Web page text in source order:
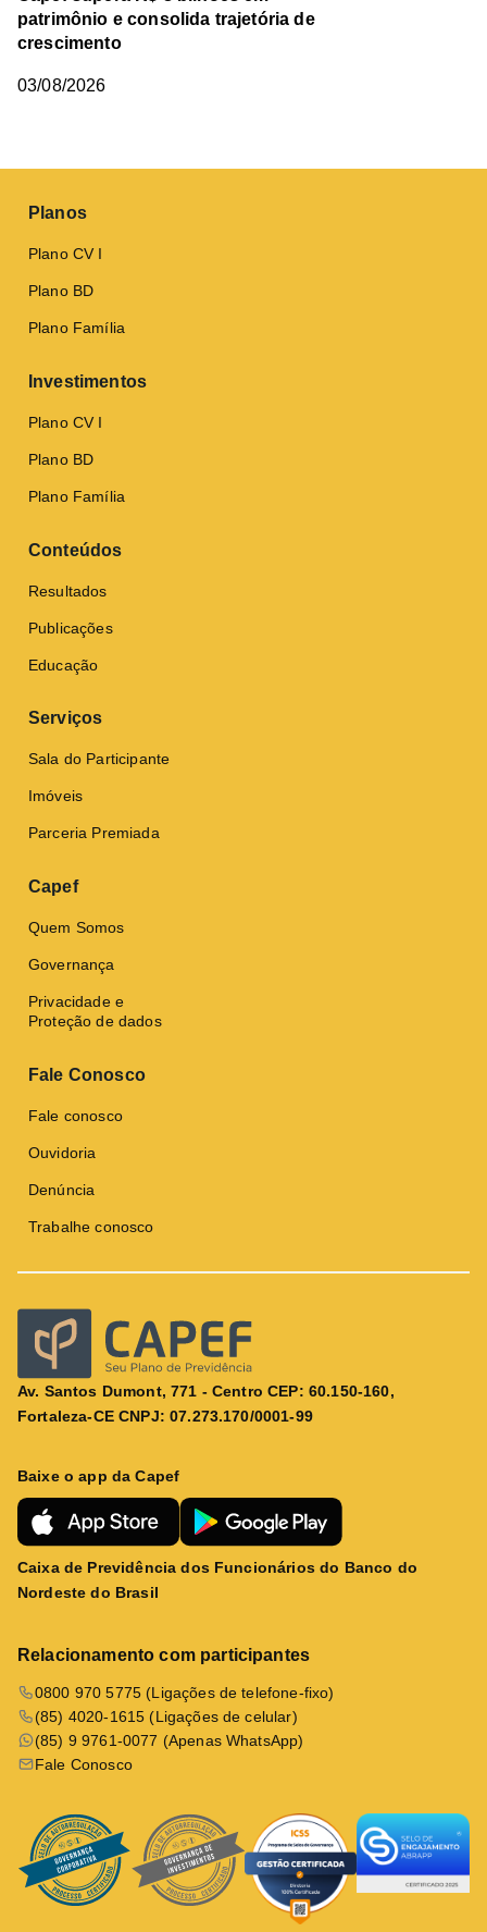
patrimônio e consolida trajetória de
crescimento
03/08/2026
Planos
Plano CV I
Plano BD
Plano Família
Investimentos
Plano CV I
Plano BD
Plano Família
Conteúdos
Resultados
Publicações
Educação
Serviços
Sala do Participante
Imóveis
Parceria Premiada
Capef
Quem Somos
Governança
Privacidade e
Proteção de dados
Fale Conosco
Fale conosco
Ouvidoria
Denúncia
Trabalhe conosco
Av. Santos Dumont, 771 - Centro CEP: 60.150-160,
Fortaleza-CE CNPJ: 07.273.170/0001-99
Baixe o app da Capef
Caixa de Previdência dos Funcionários do Banco do
Nordeste do Brasil
Relacionamento com participantes
0800 970 5775 (Ligações de telefone-fixo)
(85) 4020-1615 (Ligações de celular)
(85) 9 9761-0077 (Apenas WhatsApp)
Fale Conosco